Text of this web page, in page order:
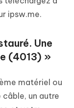
ipsw.me.
Une
(4013) »
matériel ou
câble, un autre